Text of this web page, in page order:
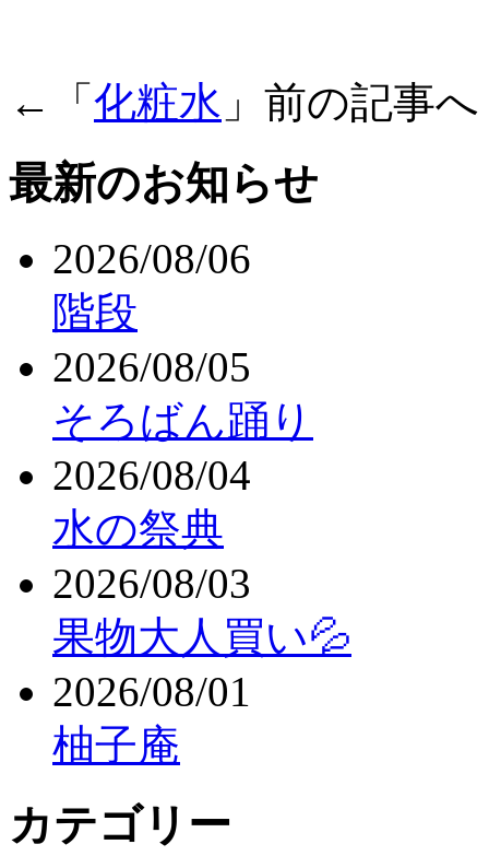
←「 化粧水 」前の記
最新のお知らせ
2026/08/06
階段
2026/08/05
そろばん踊り
2026/08/04
水の祭典
2026/08/03
果物大人買い💦
2026/08/01
柚子庵
カテゴリー